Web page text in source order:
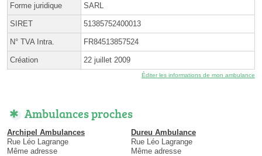
Forme juridique SARL
SIRET 51385752400013
N° TVA Intra. FR84513857524
Création 22 juillet 2009
Éditer les informations de mon ambulance
Ambulances proches
Archipel Ambulances
Rue Léo Lagrange
Même adresse
Dureu Ambulance
Rue Léo Lagrange
Même adresse